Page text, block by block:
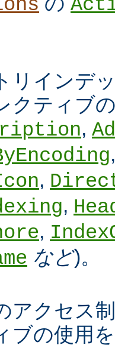
リインデ
クティブ
,
,
,
,
など)。
アクセス
ブの使用